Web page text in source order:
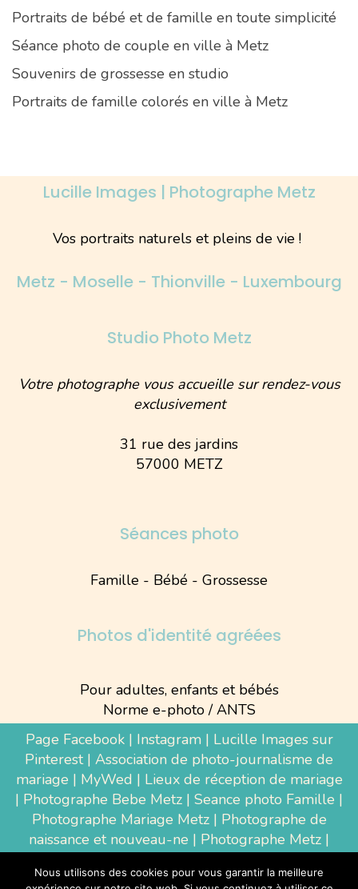
Portraits de bébé et de famille en toute simplicité
Séance photo de couple en ville à Metz
Souvenirs de grossesse en studio
Portraits de famille colorés en ville à Metz
Lucille Images | Photographe Metz
Vos portraits naturels et pleins de vie !
Metz - Moselle - Thionville - Luxembourg
Studio Photo Metz
Votre photographe vous accueille sur rendez-vous
exclusivement
31 rue des jardins
57000 METZ
Séances photo
Famille - Bébé - Grossesse
Photos d'identité agréées
Pour adultes, enfants et bébés
Norme e-photo / ANTS
Page Facebook| Instagram| Lucille Images sur
Pinterest| Association de photo-journalisme de
mariage | MyWed | Lieux de réception de mariage
| Photographe Bebe Metz | Seance photo Famille |
Photographe Mariage Metz| Photographe de
naissance et nouveau-ne | Photographe Metz |
Luxembourg|Photographe Thionville|
Nous utilisons des cookies pour vous garantir la meilleure